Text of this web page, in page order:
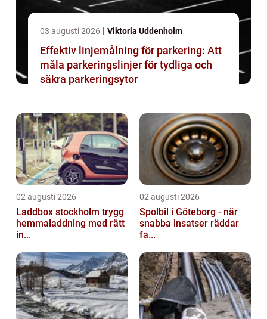
03 augusti 2026 Viktoria Uddenholm
Effektiv linjemålning för parkering: Att
måla parkeringslinjer för tydliga och
säkra parkeringsytor
02 augusti 2026
Laddbox stockholm trygg
hemmaladdning med rätt
in...
02 augusti 2026
Spolbil i Göteborg - när
snabba insatser räddar
fa...